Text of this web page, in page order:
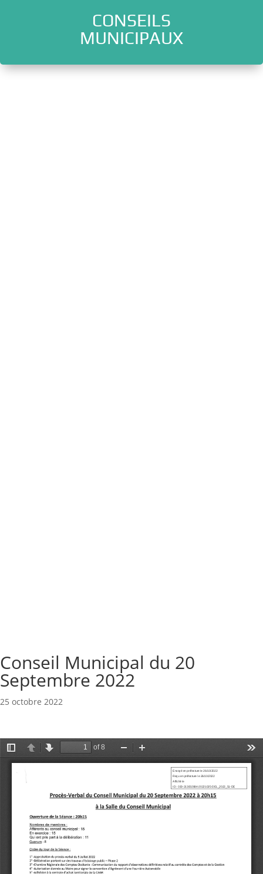
CONSEILS
MUNICIPAUX
Conseil Municipal du 20
Septembre 2022
25 octobre 2022